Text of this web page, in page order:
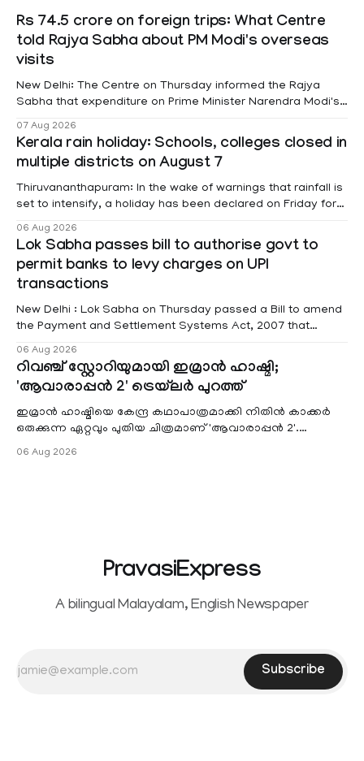
Rs 74.5 crore on foreign trips: What Centre
told Rajya Sabha about PM Modi's overseas
visits
New Delhi: The Centre on Thursday informed the Rajya
Sabha that expenditure on Prime Minister Narendra Modi's
information was provided by Minister of State for External
Affairs Pabitra Margherita in a written reply to questions
raised
07 Aug 2026
Kerala rain holiday: Schools, colleges closed in
multiple districts on August 7
Thiruvananthapuram: In the wake of warnings that rainfall is
set to intensify, a holiday has been declared on Friday for
Kottayam, Wayanad and Kasaragod districts. Meanwhile, a
red alert remains in place on Thursday for Kottayam,
Pathanamtitta and Idukki districts. Following a red alert on
06 Aug 2026
Lok Sabha passes bill to authorise govt to
permit banks to levy charges on UPI
transactions
New Delhi : Lok Sabha on Thursday passed a Bill to amend
the Payment and Settlement Systems Act, 2007 that
service providers to levy charges on payments through
unified payments interface (UPI) and other notified
electronic payment modes. The amendment passed by the
06 Aug 2026
റിവഞ്ച് സ്റ്റോറിയുമായി ഇമ്രാൻ ഹാഷ്മി;
'ആവാരാപ്പൻ 2' ട്രെയ്‌ലർ പുറത്ത്
ഇമ്രാൻ ഹാഷ്മിയെ കേന്ദ്ര കഥാപാത്രമാക്കി നിതിൻ കാക്കർ
ഒരുക്കുന്ന ഏറ്റവും പുതിയ ചിത്രമാണ് 'ആവാരാപ്പൻ 2'.
06 Aug 2026
PravasiExpress
A bilingual Malayalam, English Newspaper
Subscribe